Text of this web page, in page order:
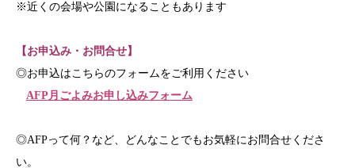
※近くの会場や公園になることもあります
【お申込み・お問合せ】
◎お申込はこちらのフォームをご利用ください
AFP月ごよみお申し込みフォーム
◎AFPって何？など、どんなことでもお気軽にお問合せくださ
い。